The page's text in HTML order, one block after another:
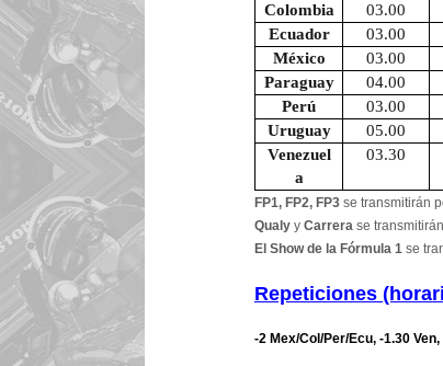
Colombia
03.00
Ecuador
03.00
México
03.00
Paraguay
04.00
Perú
03.00
Uruguay
05.00
Venezuel
a
03.30
FP1, FP2, FP3 se transmitirán
Qualy y Carrera se
El Show de la Fórmula 1 se
Repeticiones
-2 Mex/Col/Per/Ecu, -1.30